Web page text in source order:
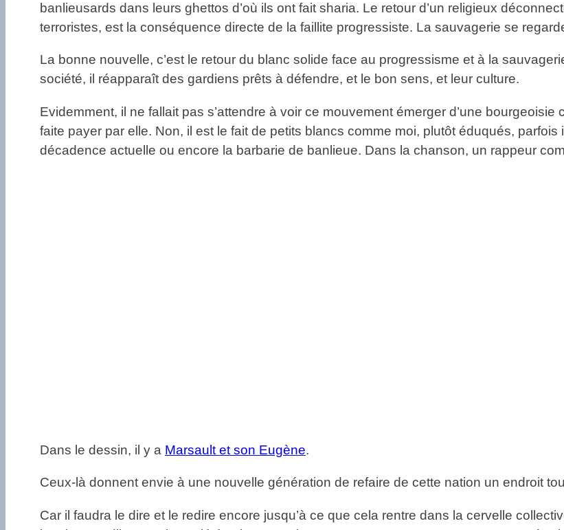
banlieusards dans leurs ghettos d’où ils ont fait sharia. Le retour d’un religieux
terroristes, est la conséquence directe de la faillite progressiste. La sauvagerie se
La bonne nouvelle, c’est le retour du blanc solide face au progressisme et à la
société, il réapparaît des gardiens prêts à défendre, et le bon sens, et leur culture.
Evidemment, il ne fallait pas s’attendre à voir ce mouvement émerger d’une bourgeoisie
faite payer par elle. Non, il est le fait de petits blancs comme moi, plutôt éduqués,
décadence actuelle ou encore la barbarie de banlieue. Dans la chanson, un rappeur
Dans le dessin, il y a Marsault et son Eugène.
Ceux-là donnent envie à une nouvelle génération de refaire de cette nation un endroit
Car il faudra le dire et le redire encore jusqu’à ce que cela rentre dans la cervelle